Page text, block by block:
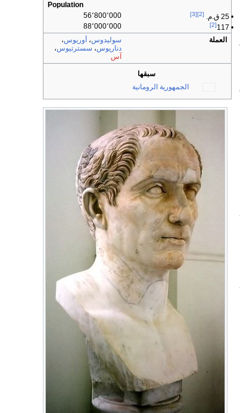
Population
• 25 ق.م.
[2]
[3]
56٬800٬000
• 117
[2]
88٬000٬000
العملة
سوليدوس، أوريوس،
دناريوس، سسترتيوس،
آس
سبقها
الجمهورية الرومانية